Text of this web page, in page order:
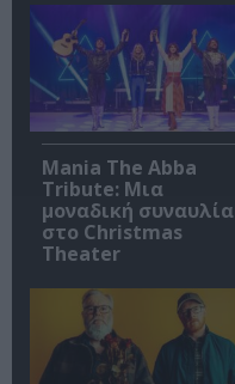
Mania The Abba
Tribute: Μια
μοναδική συναυλία
στο Christmas
Theater